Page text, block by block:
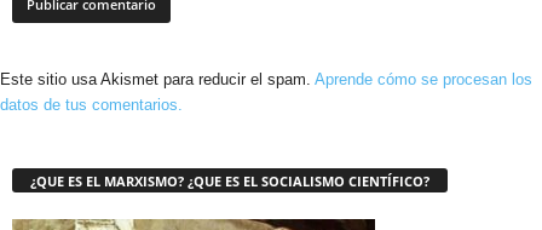
Este sitio usa Akismet para reducir el spam. Aprende cómo se procesan los
datos de tus comentarios.
¿QUE ES EL MARXISMO? ¿QUE ES EL SOCIALISMO CIENTÍFICO?